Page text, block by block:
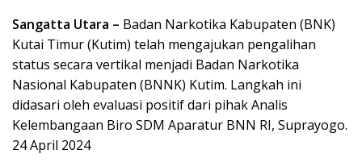
Sangatta Utara – Badan Narkotika Kabupaten (BNK)
Kutai Timur (Kutim) telah mengajukan pengalihan
status secara vertikal menjadi Badan Narkotika
Nasional Kabupaten (BNNK) Kutim. Langkah ini
didasari oleh evaluasi positif dari pihak Analis
Kelembangaan Biro SDM Aparatur BNN RI, Suprayogo.
24 April 2024